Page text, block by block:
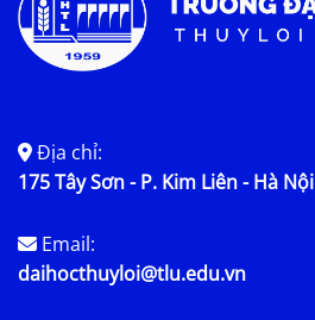
Địa chỉ:
175 Tây Sơn - P. Kim Liên - Hà Nội
Email:
daihocthuyloi@tlu.edu.vn